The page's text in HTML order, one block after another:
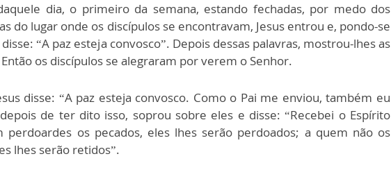
dia, o primeiro da semana, estando fechadas, por medo dos
do lugar onde os discípulos se encontravam, Jesus entrou e, pondo-se
“A paz esteja convosco”. Depois dessas palavras, mostrou-lhes as
os discípulos se alegraram por verem o Senhor.
disse: “A paz esteja convosco. Como o Pai me enviou, também eu
de ter dito isso, soprou sobre eles e disse: “Recebei o Espírito
perdoardes os pecados, eles lhes serão perdoados; a quem não os
lhes serão retidos”.